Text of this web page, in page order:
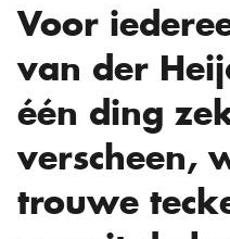
Voor
van der
één ding
verscheen,
trouwe